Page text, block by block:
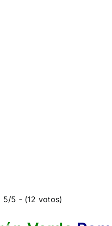
5/5 - (12 votos)